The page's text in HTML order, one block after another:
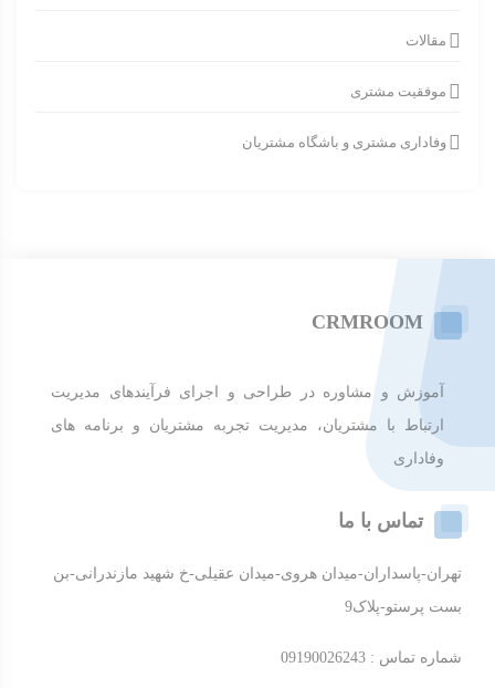
مقالات
موفقیت مشتری
وفاداری مشتری و باشگاه مشتریان
CRMROOM
آموزش و مشاوره در طراحی و اجرای فرآیندهای مدیریت
ارتباط با مشتریان، مدیریت تجربه مشتریان و برنامه های
وفاداری
تماس با ما
تهران-پاسداران-میدان هروی-میدان عقیلی-خ شهید مازندرانی-بن
بست پرستو-پلاک9
شماره تماس : 09190026243